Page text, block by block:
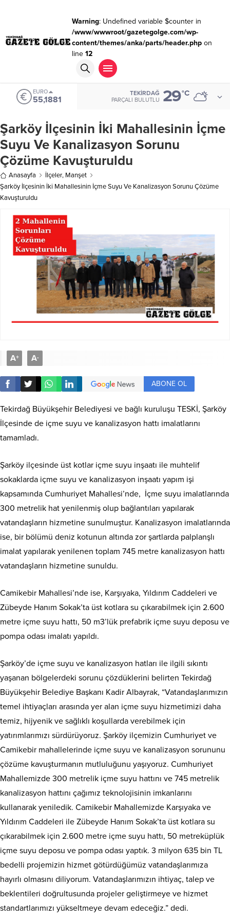
Warning: Undefined variable $counter in
/www/wwwroot/gazetegolge.com/wp-
content/themes/anka/parts/header.phpon
line 12
EURO
55,1881
TEKIRDAĞ
PARÇALI BULUTLU 29°C
Şarköy İlçesinin İki Mahallesinin İçme
Suyu Ve Kanalizasyon Sorunu
Çözüme Kavuşturuldu
Anasayfa İlçeler, Manşet
Şarköy İlçesinin İki Mahallesinin İçme Suyu Ve Kanalizasyon Sorunu Çözüme
Kavuşturuldu
A+ A-
ABONE OL
Tekirdağ Büyükşehir Belediyesi ve bağlı kuruluşu TESKİ, Şarköy
İlçesinde de içme suyu ve kanalizasyon hattı imalatlarını
tamamladı.
Şarköy ilçesinde üst kotlar içme suyu inşaatı ile muhtelif
sokaklarda içme suyu ve kanalizasyon inşaatı yapım işi
kapsamında Cumhuriyet Mahallesi’nde, İçme suyu imalatlarında
300 metrelik hat yenilenmiş olup bağlantıları yapılarak
vatandaşların hizmetine sunulmuştur. Kanalizasyon imalatlarında
ise, bir bölümü deniz kotunun altında zor şartlarda palplanşlı
imalat yapılarak yenilenen toplam 745 metre kanalizasyon hattı
vatandaşların hizmetine sunuldu.
Camikebir Mahallesi’nde ise, Karşıyaka, Yıldırım Caddeleri ve
Zübeyde Hanım Sokak’ta üst kotlara su çıkarabilmek için 2.600
metre içme suyu hattı, 50 m3’lük prefabrik içme suyu deposu ve
pompa odası imalatı yapıldı.
Şarköy’de içme suyu ve kanalizasyon hatları ile ilgili sıkıntı
yaşanan bölgelerdeki sorunu çözdüklerini belirten Tekirdağ
Büyükşehir Belediye Başkanı Kadir Albayrak, “Vatandaşlarımızın
temel ihtiyaçları arasında yer alan içme suyu hizmetimizi daha
temiz, hijyenik ve sağlıklı koşullarda verebilmek için
yatırımlarımızı sürdürüyoruz. Şarköy ilçemizin Cumhuriyet ve
Camikebir mahallelerinde içme suyu ve kanalizasyon sorununu
çözüme kavuşturmanın mutluluğunu yaşıyoruz. Cumhuriyet
Mahallemizde 300 metrelik içme suyu hattını ve 745 metrelik
kanalizasyon hattını çağımız teknolojisinin imkanlarını
kullanarak yeniledik. Camikebir Mahallemizde Karşıyaka ve
Yıldırım Caddeleri ile Zübeyde Hanım Sokak’ta üst kotlara su
çıkarabilmek için 2.600 metre içme suyu hattı, 50 metreküplük
içme suyu deposu ve pompa odası yaptık. 3 milyon 635 bin TL
bedelli projemizin hizmet götürdüğümüz vatandaşlarımıza
hayırlı olmasını diliyorum. Vatandaşlarımızın ihtiyaç, talep ve
beklentileri doğrultusunda projeler geliştirmeye ve hizmet
standartlarımızı yükseltmeye devam edeceğiz.” dedi.